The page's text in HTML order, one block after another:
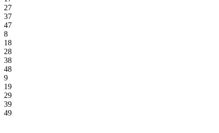
27
37
47
8
18
28
38
48
9
19
29
39
49